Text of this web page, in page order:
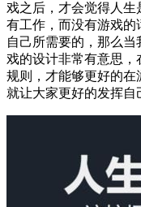
戏之后，才会觉得人
有工作，而没有游戏
自己所需要的，那么当
戏的设计非常有意思
规则，才能够更好的在
就让大家更好的发挥自